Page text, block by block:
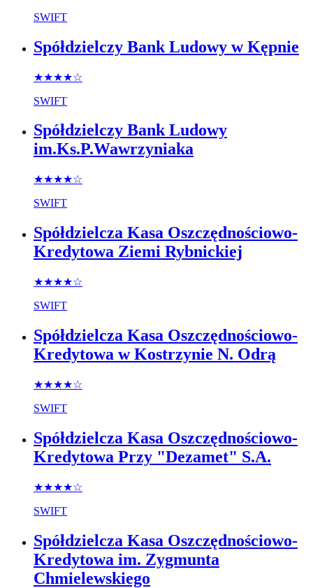
SWIFT
Spółdzielczy Bank Ludowy w Kępnie
★★★★☆
SWIFT
Spółdzielczy Bank Ludowy
im.Ks.P.Wawrzyniaka
★★★★☆
SWIFT
Spółdzielcza Kasa Oszczędnościowo-
Kredytowa Ziemi Rybnickiej
★★★★☆
SWIFT
Spółdzielcza Kasa Oszczędnościowo-
Kredytowa w Kostrzynie N. Odrą
★★★★☆
SWIFT
Spółdzielcza Kasa Oszczędnościowo-
Kredytowa Przy "Dezamet" S.A.
★★★★☆
SWIFT
Spółdzielcza Kasa Oszczędnościowo-
Kredytowa im. Zygmunta
Chmielewskiego